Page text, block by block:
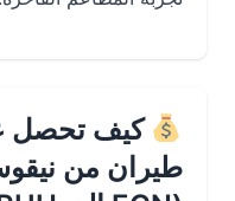
كيف تحصل
طيران من نيقوسيا